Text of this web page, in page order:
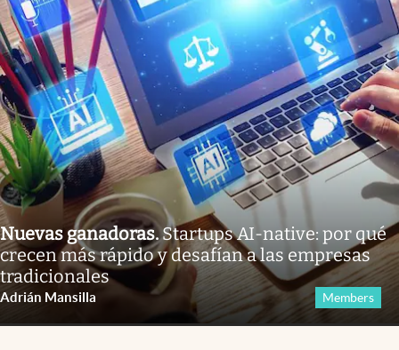
Nuevas ganadoras.Startups AI-native: por qué
crecen más rápido y desafían a las empresas
tradicionales
Adrián Mansilla Members